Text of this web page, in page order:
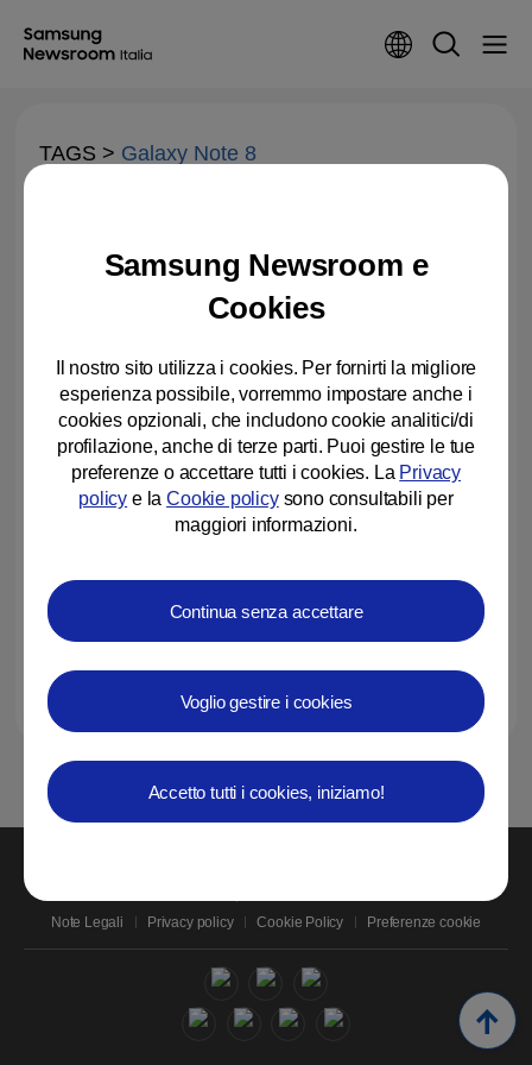
TAGS > Galaxy Note 8
Galaxy nuovo ogni anno
03-07-2018
Natale 2017: arriva Xmas Giftie
per premiare gli utenti di
Samsung Members
01-12-2017
“A Bigger Show”: lo spettacolo
senza precedenti di Samsung
Note Legali
Privacy policy Cookie Policy Preferenze cookie
Samsung Newsroom e
Cookies
Il nostro sito utilizza i cookies. Per fornirti la migliore
esperienza possibile, vorremmo impostare anche i
cookies opzionali, che includono cookie analitici/di
profilazione, anche di terze parti. Puoi gestire le tue
preferenze o accettare tutti i cookies. La Privacy
policy e laCookie policysono consultabili per
maggiori informazioni.
Continua senza accettare
Voglio gestire i cookies
Accetto tutti i cookies, iniziamo!